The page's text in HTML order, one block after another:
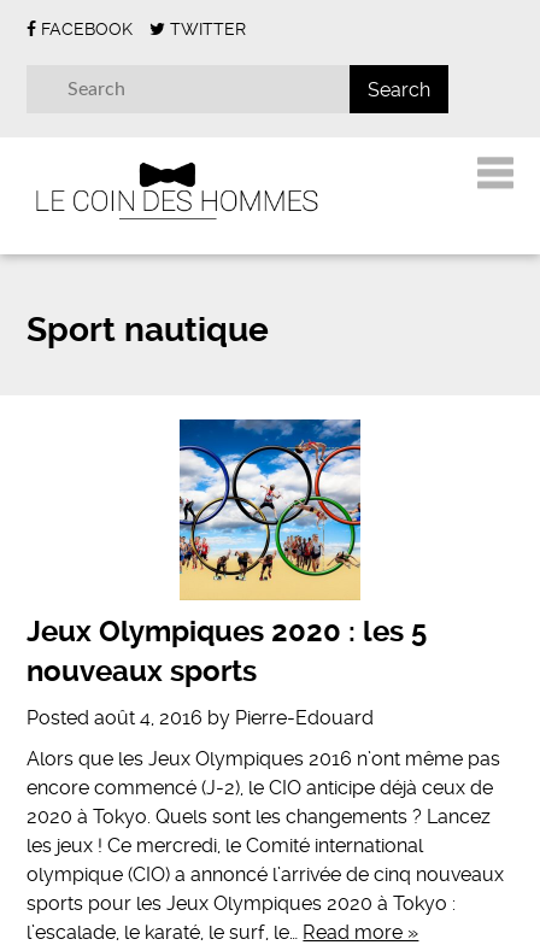
FACEBOOK TWITTER
Sport nautique
Jeux Olympiques 2020 : les 5
nouveaux sports
Postedaoût 4, 2016 by Pierre-Edouard
Alors que les Jeux Olympiques 2016 n’ont même pas
encore commencé (J-2), le CIO anticipe déjà ceux de
2020 à Tokyo. Quels sont les changements ? Lancez
les jeux ! Ce mercredi, le Comité international
olympique (CIO) a annoncé l’arrivée de cinq nouveaux
sports pour les Jeux Olympiques 2020 à Tokyo :
l’escalade, le karaté, le surf, le… Read more »